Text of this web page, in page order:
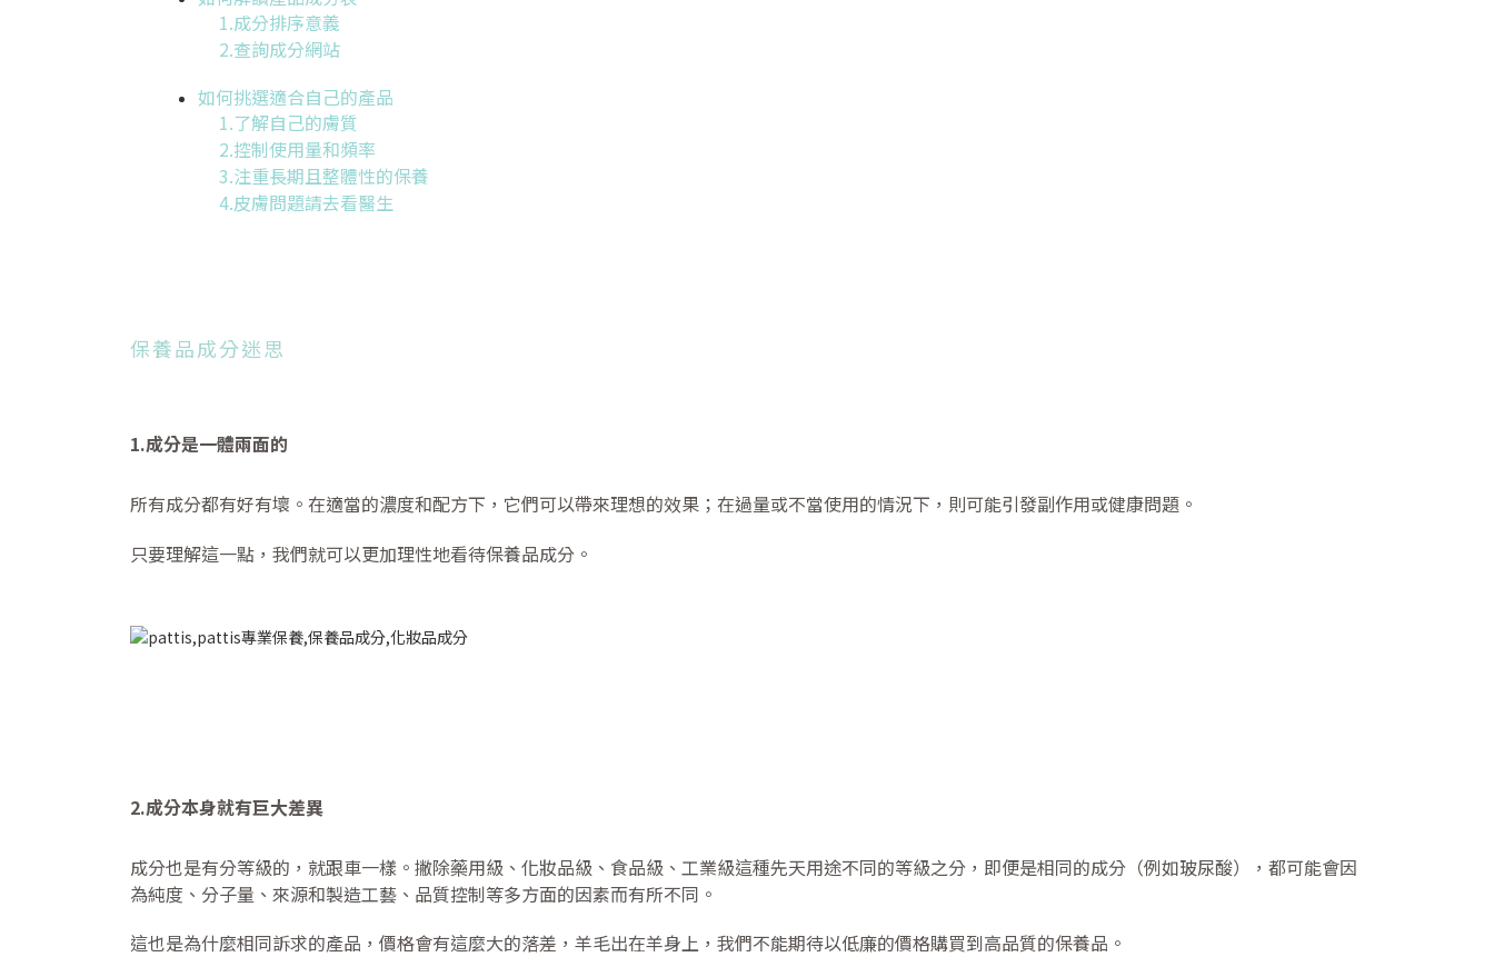
1.成分排序意義
2.查詢成分網站
如何挑選適合自己的產品
1.了解自己的膚質
2.控制使用量和頻率
3.注重長期且整體性的保養
4.皮膚問題請去看醫生
保養品成分迷思
1.成分是一體兩面的
所有成分都有好有壞。在適當的濃度和配方下，它們可以帶來理想的效果；在過量或不當使用的情況下，則可能引發副作用或健康問題。
只要理解這一點，我們就可以更加理性地看待保養品成分。
2.成分本身就有巨大差異
成分也是有分等級的，就跟車一樣。撇除藥用級、化妝品級、食品級、工業級這種先天用途不同的等級之分，即便是相同的成分（例如玻尿酸），都可能會因
為純度、分子量、來源和製造工藝、品質控制等多方面的因素而有所不同。
這也是為什麼相同訴求的產品，價格會有這麼大的落差，羊毛出在羊身上，我們不能期待以低廉的價格購買到高品質的保養品。